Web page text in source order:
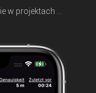
w projektach ...